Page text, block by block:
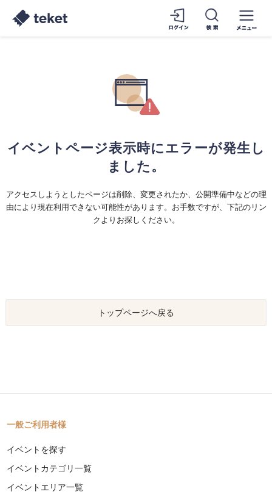
イベントページ表示時にエラーが発生し
ました。
アクセスしようとしたページは削除、変更されたか、公開準備中などの理
由により現在利用できない可能性があります。お手数ですが、下記のリン
クよりお探しください。
トップページへ戻る
一般ご利用者様
イベントを探す
イベントカテゴリ一覧
イベントエリア一覧